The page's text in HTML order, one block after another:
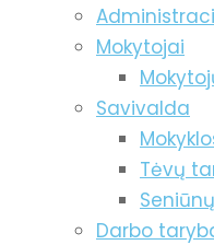
Mokytojai
Savivalda
Tėvų
Darbo